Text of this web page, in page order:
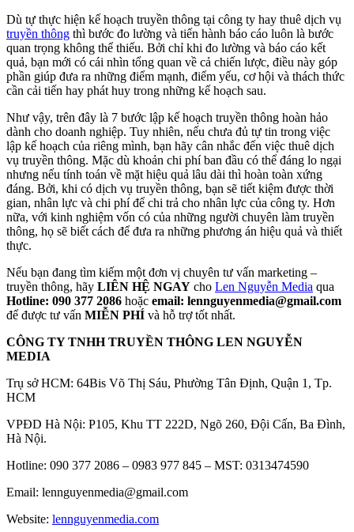
Dù tự thực hiện kế hoạch truyền thông tại công ty hay thuê dịch vụ
truyền thông thì bước đo lường và tiến hành báo cáo luôn là bước
quan trọng không thể thiếu. Bởi chỉ khi đo lường và báo cáo kết
quả, bạn mới có cái nhìn tổng quan về cả chiến lược, điều này góp
phần giúp đưa ra những điểm mạnh, điểm yếu, cơ hội và thách thức
cần cải tiến hay phát huy trong những kế hoạch sau.
Như vậy, trên đây là 7 bước lập kế hoạch truyền thông hoàn hảo
dành cho doanh nghiệp. Tuy nhiên, nếu chưa đủ tự tin trong việc
lập kế hoạch của riêng mình, bạn hãy cân nhắc đến việc thuê dịch
vụ truyền thông. Mặc dù khoản chi phí ban đầu có thể đáng lo ngại
nhưng nếu tính toán về mặt hiệu quả lâu dài thì hoàn toàn xứng
đáng. Bởi, khi có dịch vụ truyền thông, bạn sẽ tiết kiệm được thời
gian, nhân lực và chi phí để chi trả cho nhân lực của công ty. Hơn
nữa, với kinh nghiệm vốn có của những người chuyên làm truyền
thông, họ sẽ biết cách để đưa ra những phương án hiệu quả và thiết
thực.
Nếu bạn đang tìm kiếm một đơn vị chuyên tư vấn marketing –
truyền thông, hãy LIÊN HỆ NGAY cho Len Nguyễn Media qua
Hotline: 090 377 2086 hoặc email: lennguyenmedia@gmail.com
để được tư vấn MIỄN PHÍ và hỗ trợ tốt nhất.
CÔNG TY TNHH TRUYỀN THÔNG LEN NGUYỄN
MEDIA
Trụ sở HCM: 64Bis Võ Thị Sáu, Phường Tân Định, Quận 1, Tp.
HCM
VPĐD Hà Nội: P105, Khu TT 222D, Ngõ 260, Đội Cấn, Ba Đình,
Hà Nội.
Hotline: 090 377 2086 – 0983 977 845 – MST: 0313474590
Email: lennguyenmedia@gmail.com
Website: lennguyenmedia.com